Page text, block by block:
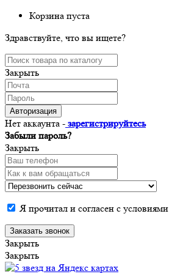
Корзина пуста
Здравствуйте, что вы ищете?
Закрыть
Авторизация
Нет аккаунта - зарегистрируйтесь
Забыли пароль?
Закрыть
Я прочитал и согласен с условиями
Заказать звонок
Закрыть
Закрыть